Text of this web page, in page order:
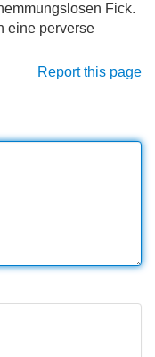
Fick.
eine perverse
Report this page